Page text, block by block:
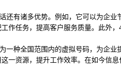
还有诸多优势。例如，它可以为企
作任务，提高客户服务质量。此外
一种全国范围内的虚拟号码，为企
一资源，提升工作效率。在如今信